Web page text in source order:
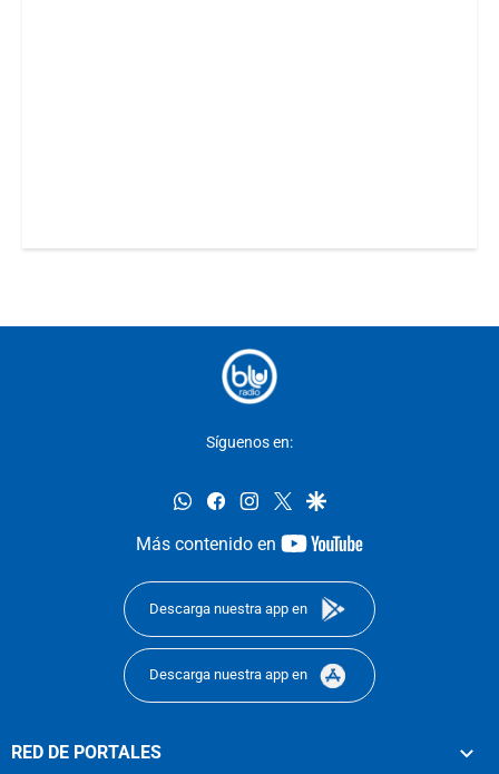
Síguenos en:
whatsappfacebookinstagram
twittergoogle
Más contenido en
youtube-
Descarga nuestra app en
Descarga nuestra app en
RED DE PORTALES